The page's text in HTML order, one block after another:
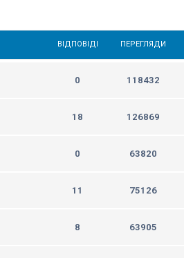
ВІДПОВІДІ ПЕРЕГЛЯДИ
0 118432
18 126869
0 63820
11 75126
8 63905